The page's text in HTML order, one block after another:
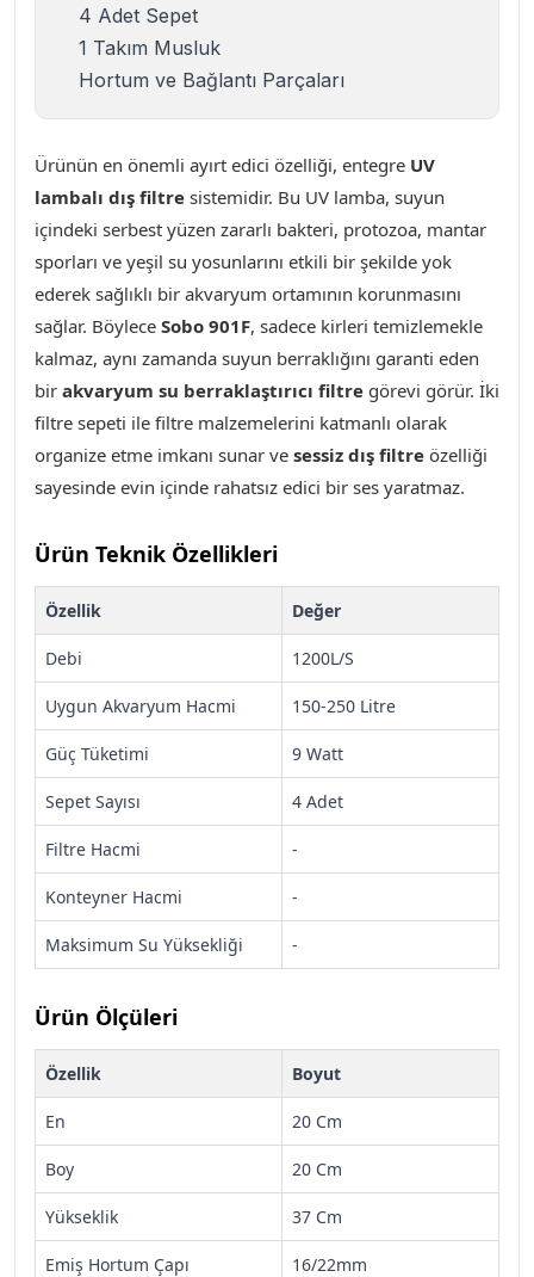
4 Adet Sepet
1 Takım Musluk
Hortum ve Bağlantı Parçaları
Ürünün en önemli ayırt edici özelliği, entegre UV
lambalı dış filtre sistemidir. Bu UV lamba, suyun
içindeki serbest yüzen zararlı bakteri, protozoa, mantar
sporları ve yeşil su yosunlarını etkili bir şekilde yok
ederek sağlıklı bir akvaryum ortamının korunmasını
sağlar. Böylece Sobo 901F, sadece kirleri temizlemekle
kalmaz, aynı zamanda suyun berraklığını garanti eden
bir akvaryum su berraklaştırıcı filtre görevi görür. İki
filtre sepeti ile filtre malzemelerini katmanlı olarak
organize etme imkanı sunar ve sessiz dış filtre özelliği
sayesinde evin içinde rahatsız edici bir ses yaratmaz.
Ürün Teknik Özellikleri
Özellik Değer
Debi 1200L/S
Uygun Akvaryum Hacmi 150-250 Litre
Güç Tüketimi 9 Watt
Sepet Sayısı 4 Adet
Filtre Hacmi -
Konteyner Hacmi -
Maksimum Su Yüksekliği -
Ürün Ölçüleri
Özellik Boyut
En 20 Cm
Boy 20 Cm
Yükseklik 37 Cm
Emiş Hortum Çapı 16/22mm